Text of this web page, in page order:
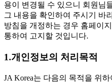
용이 변경될 수 있으니 회원님
그 내용을 확인하여 주시기 바
방침을 개정하는 경우 홈페이
통하여 고지할 것입니다.
1.개인정보의 처리목적
JA Korea는 다음의 목적을 위